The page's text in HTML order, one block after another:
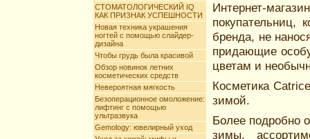
СТОМАТОЛОГИЧЕСКИЙ IQ
КАК ПРИЗНАК УСПЕШНОСТИ
Новая техника украшения
ногтей с помощью слайдер-
дизайна
Чтобы грудь была красивой
Обзор новинок летних
косметических средств
Невероятная мягкость
Безоперационное омоложение:
лифтинг с помощью
ультразвука
Gemology: ювелирный уход
Интернет-
покупательниц,
бренда, не
придающие
цветам и
Косметика
зимой.
Более подробно
зимы,